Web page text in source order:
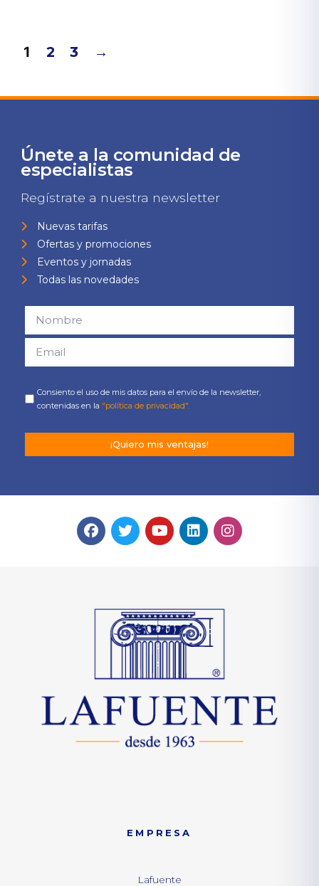
1 2 3 →
Únete a la comunidad de
especialistas
Regístrate a nuestra newsletter
Nuevas tarifas
Ofertas y promociones
Eventos y jornadas
Todas las novedades
Consiento el uso de mis datos para el envío de la newsletter,
contenidas en la "política de privacidad".
¡Quiero mis ventajas!
EMPRESA
Lafuente